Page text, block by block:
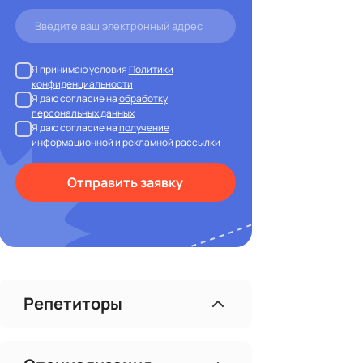
Я принимаю условияПолитики
конфиденциальности
Я даю согласие наобработку
персональных данных
Я даю согласие наполучение
информационной и рекламной рассылки
Отправить заявку
Репетиторы